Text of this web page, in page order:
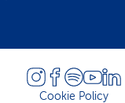
Cookie Policy